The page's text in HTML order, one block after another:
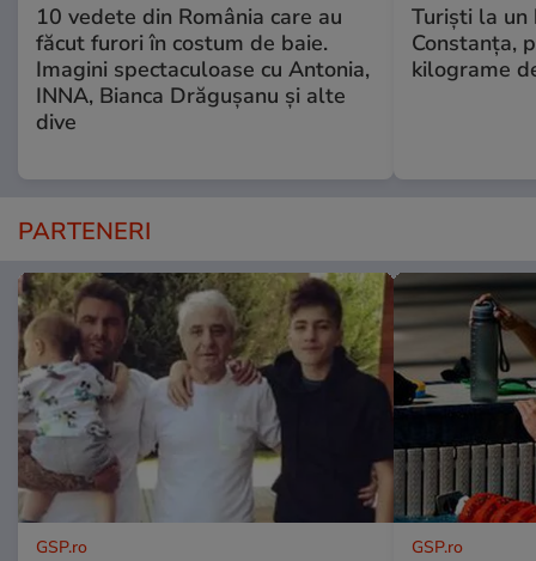
10 vedete din România care au
făcut furori în costum de baie.
Imagini spectaculoase cu Antonia,
INNA, Bianca Drăgușanu și alte
dive
Turiști la
Constanța,
kilograme
PARTENERI
GSP.ro GSP.ro